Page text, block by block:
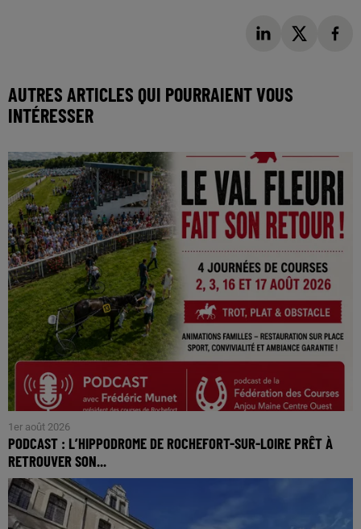
AUTRES ARTICLES QUI POURRAIENT VOUS
INTÉRESSER
1er août 2026
PODCAST : L’HIPPODROME DE ROCHEFORT-SUR-LOIRE PRÊT À
RETROUVER SON...